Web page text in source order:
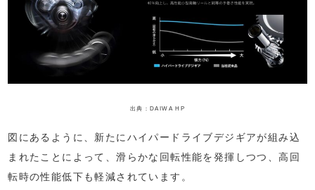
出典：DAIWA HP
図にあるように、新たにハイパードライブデジギアが組み込
まれたことによって、滑らかな回転性能を発揮しつつ、高回
転時の性能低下も軽減されています。